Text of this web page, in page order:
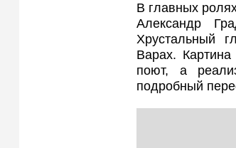
В главных
Александр
Хрустальный
Варах.
поют, а
подробный